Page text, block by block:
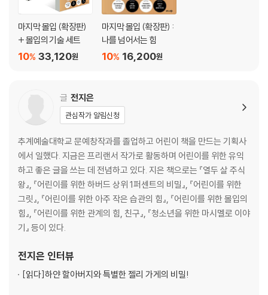
마지막 몰입 (확장판)
+ 몰입의 기술 세트
33,120원
10%
마지막 몰입 (확장판) :
나를 넘어서는 힘
16,200원
10%
글 전지은
관심작가 알림신청
추계예술대학교 문예창작과를 졸업하고 어린이 책을 만드는 기획사
에서 일했다. 지금은 프리랜서 작가로 활동하며 어린이를 위한 유익
하고 좋은 글을 쓰는 데 전념하고 있다. 지은 책으로는 『열두 살 주식
왕』, 『어린이를 위한 하버드 상위 1퍼센트의 비밀』, 『어린이를 위한
그릿』, 『어린이를 위한 아주 작은 습관의 힘』, 『어린이를 위한 몰입의
힘』, 『어린이를 위한 관계의 힘, 친구』, 『청소년을 위한 마시멜로 이야
기』 등이 있다.
전지은 인터뷰
[읽다]하얀 할아버지와 특별한 젤리 가게의 비밀!